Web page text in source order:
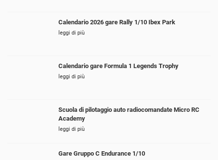
Calendario 2026 gare Rally 1/10 Ibex Park
leggi di più
Calendario gare Formula 1 Legends Trophy
leggi di più
Scuola di pilotaggio auto radiocomandate Micro RC
Academy
leggi di più
Gare Gruppo C Endurance 1/10